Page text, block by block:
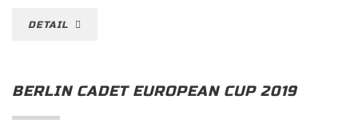
DETAIL
BERLIN CADET EUROPEAN CUP 2019